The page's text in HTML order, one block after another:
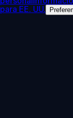
para EE. UU.